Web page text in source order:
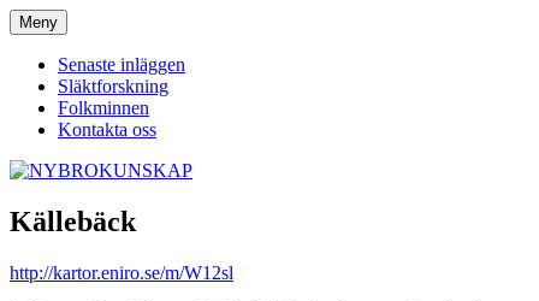
Hoppa
till
innehåll
NYBROKUNSKAP
Meny
Senaste inläggen
Släktforskning
Folkminnen
Kontakta oss
Källebäck
http://kartor.eniro.se/m/W12sl